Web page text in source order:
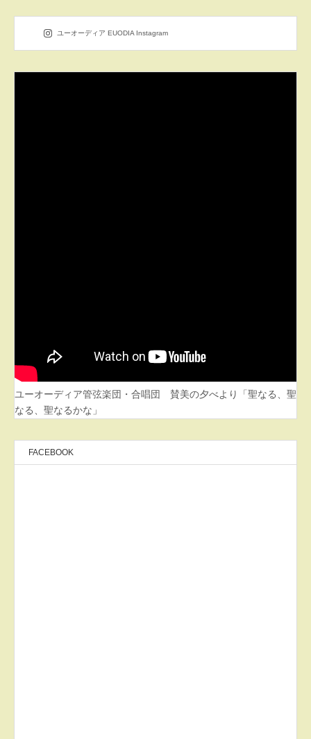
ユーオーディア EUODIA Instagram
ユーオーディア管弦楽団・合唱団 賛美の夕べより「聖なる、聖
なる、聖なるかな」
FACEBOOK